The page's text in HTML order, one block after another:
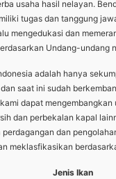
usaha hasil nelayan.
tugas dan tanggung
mengedukasi dan
Undang-undang
adalah hanya
saat ini sudah
dapat mengembangkan
dan perbekalan kapal
dan
meklasfikasikan
Jenis Ikan